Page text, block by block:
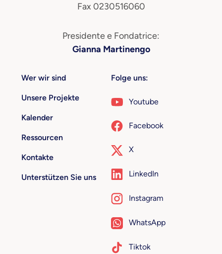
Fax 0230516060
Presidente e Fondatrice:
Gianna Martinengo
Wer wir sind
Unsere Projekte
Kalender
Ressourcen
Kontakte
Unterstützen Sie uns
Folge uns:
Youtube
Facebook
X
LinkedIn
Instagram
WhatsApp
Tiktok